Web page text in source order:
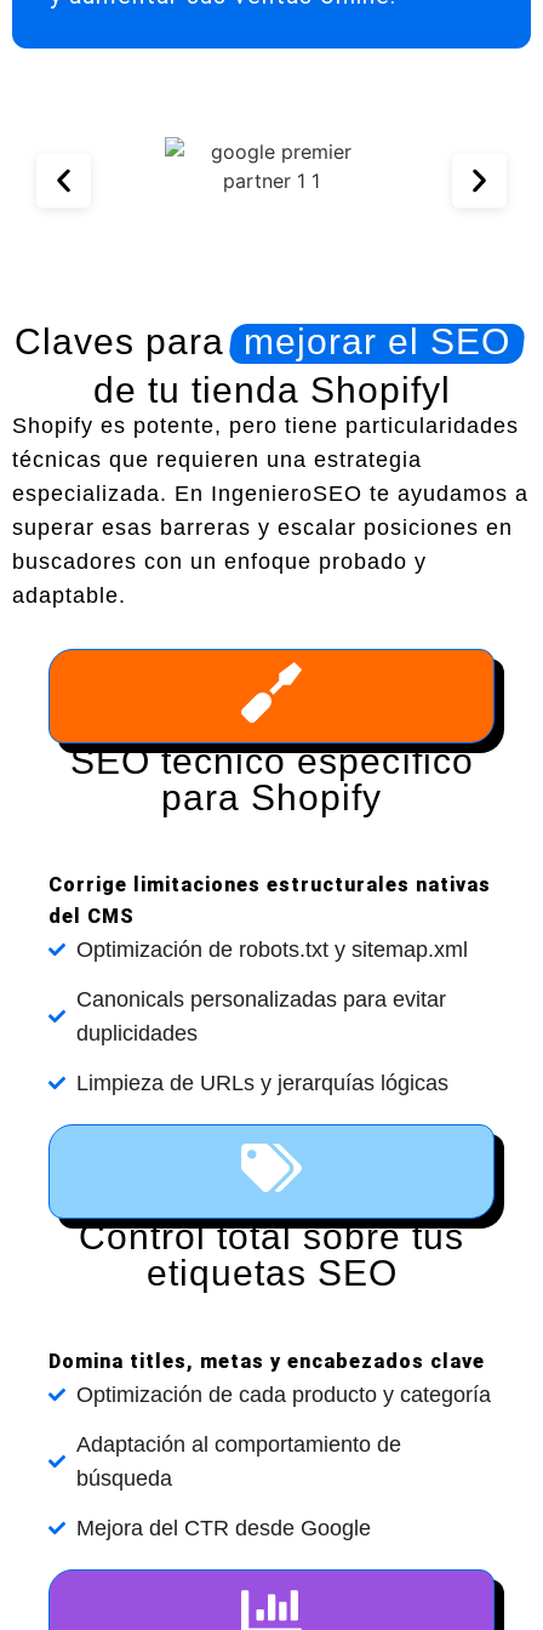
Claves para mejorar el SEO
de tu tienda Shopifyl
Shopify es potente, pero tiene particularidades
técnicas que requieren una estrategia
especializada. En IngenieroSEO te ayudamos a
superar esas barreras y escalar posiciones en
buscadores con un enfoque probado y
adaptable.
SEO técnico específico
para Shopify
Corrige limitaciones estructurales nativas
del CMS
Optimización de robots.txt y sitemap.xml
Canonicals personalizadas para evitar
duplicidades
Limpieza de URLs y jerarquías lógicas
Control total sobre tus
etiquetas SEO
Domina titles, metas y encabezados clave
Optimización de cada producto y categoría
Adaptación al comportamiento de
búsqueda
Mejora del CTR desde Google